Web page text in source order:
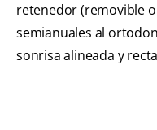
retenedor (removible
semianuales al
sonrisa alineada y